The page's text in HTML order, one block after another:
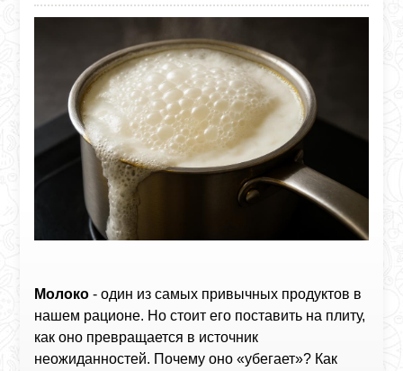
Молоко - один из самых привычных продуктов в
нашем рационе. Но стоит его поставить на плиту,
как оно превращается в источник
неожиданностей. Почему оно «убегает»? Как